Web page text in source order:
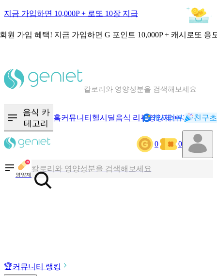
지금 가입하면 10,000P + 로또 10장 지급
원 가입 혜택! 지금 가입하면 G 포인트 10,000P + 캐시로또 응
음식 · 영양제 리뷰를 찾아보세요
음식 카
테고리
홈커뮤니티 헬시딜음식 리뷰영양제NEW기록
캐시리뷰 친구
0 0
영양제
혈당 · 다이어트 음식 검색해보세요
🏆커뮤니티 랭킹